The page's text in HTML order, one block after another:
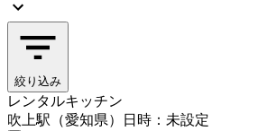
絞り込み
レンタルキッチン
吹上駅（愛知県）
日時：未設定